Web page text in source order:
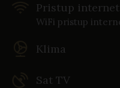
Pristup
WiFi pristup
Klima
Sat TV